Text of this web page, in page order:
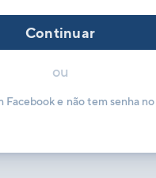
Continuar
ou
Facebook e não tem senha no